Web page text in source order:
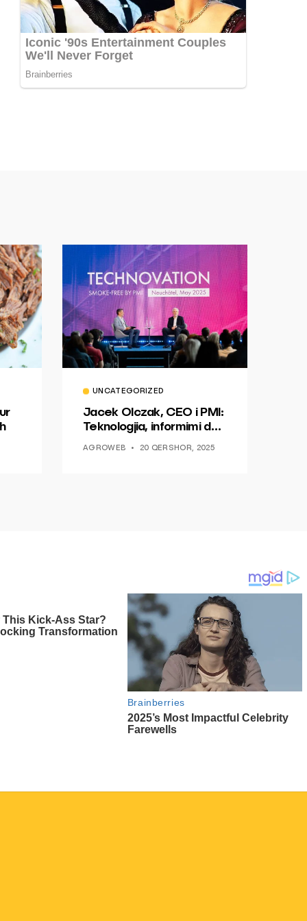
UNCATEGORIZED
Jacek Olczak, CEO i PMI:
Teknologjia, informimi dhe
AGROWEB 20 QERSHOR, 2025